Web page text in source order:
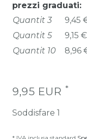
prezzi graduati:
Quantit 3
9,45
Quantit 5
9,15 €
Quantit 10
8,96
9,95 EUR *
Soddisfare 1